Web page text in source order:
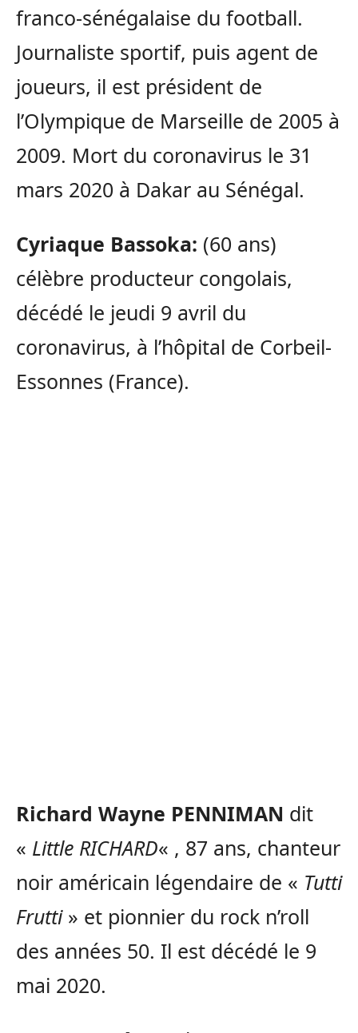
franco-sénégalaise du football.
Journaliste sportif, puis agent de
joueurs, il est président de
l’Olympique de Marseille de 2005 à
2009. Mort du coronavirus le 31
mars 2020 à Dakar au Sénégal.
Cyriaque Bassoka: (60 ans)
célèbre producteur congolais,
décédé le jeudi 9 avril du
coronavirus, à l’hôpital de Corbeil-
Essonnes (France).
Richard Wayne PENNIMAN dit
« Little RICHARD« , 87 ans, chanteur
noir américain légendaire de « Tutti
Frutti» et pionnier du rock n’roll
des années 50. Il est décédé le 9
mai 2020.